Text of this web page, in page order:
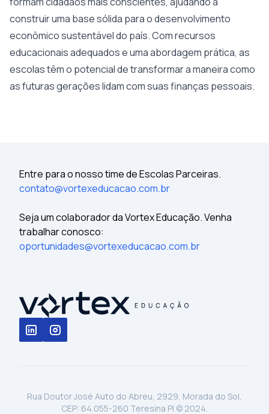
construir uma base sólida para o desenvolvimento
econômico sustentável do país. Com recursos
educacionais adequados e uma abordagem prática, as
escolas têm o potencial de transformar a maneira como
as futuras gerações lidam com suas finanças pessoais.
Entre para o nosso time de Escolas Parceiras.
contato@vortexeducacao.com.br
Seja um colaborador da Vortex Educação. Venha
trabalhar conosco:
oportunidades@vortexeducacao.com.br
Rua Doutor José Auto do Abreu, 2929, Morada do Sol,
CEP: 64.055-260 Teresina PI © 2024.